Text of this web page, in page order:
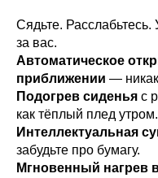
Сядьте.
за вас.
Автоматическое
приближении —
Подогрев сиденья с
как тёплый плед утром.
Интеллектуальная
забудьте про бумагу.
Мгновенный нагрев